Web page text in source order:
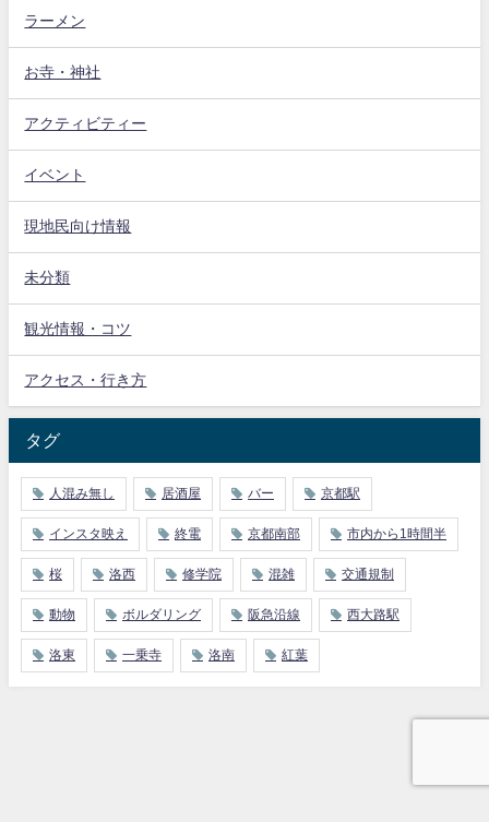
ラーメン
お寺・神社
アクティビティー
イベント
現地民向け情報
未分類
観光情報・コツ
アクセス・行き方
タグ
人混み無し 居酒屋 バー 京都駅
インスタ映え 終電 京都南部 市内から1時間半
桜 洛西 修学院 混雑 交通規制
動物 ボルダリング 阪急沿線 西大路駅
洛東 一乗寺 洛南 紅葉